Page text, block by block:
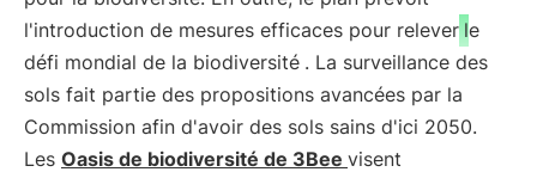
l'introduction de mesures efficaces pour relever le
défi mondial de la biodiversité . La surveillance des
sols fait partie des propositions avancées par la
Commission afin d'avoir des sols sains d'ici 2050.
Les Oasis de biodiversité de 3Bee visent